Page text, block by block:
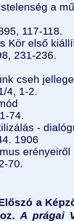
a
117-118.
Kör első
231-236.
cseh jellege
4, 1-2.
74.
-
1906
erényeiről
70.
a
A prágai